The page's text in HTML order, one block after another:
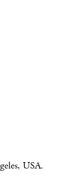
USA.